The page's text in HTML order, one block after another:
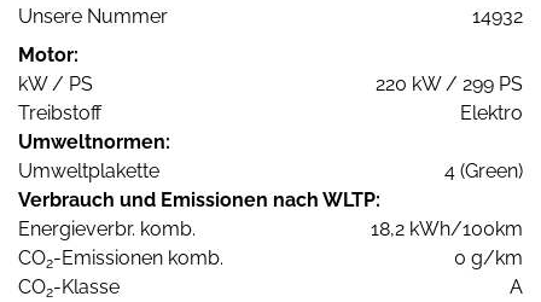
Unsere Nummer
14932
Motor:
kW / PS
220 kW / 299 PS
Treibstoff
Elektro
Umweltnormen:
Umweltplakette
4 (Green)
Verbrauch und Emissionen nach WLTP:
Energieverbr. komb.
18,2 kWh/100km
CO2-Emissionen komb.
0 g/km
CO2-Klasse A